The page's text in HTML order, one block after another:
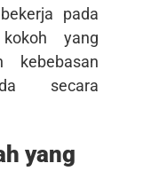
pada
yang
kebebasan
secara
yang